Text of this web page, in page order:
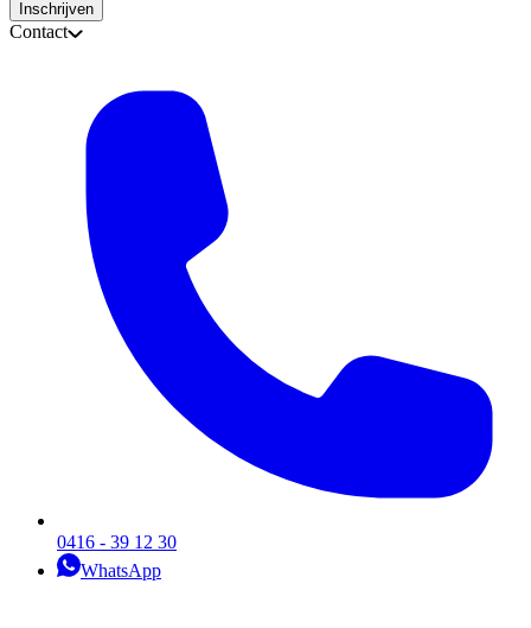
Inschrijven
Contact
0416 - 39 12 30
WhatsApp